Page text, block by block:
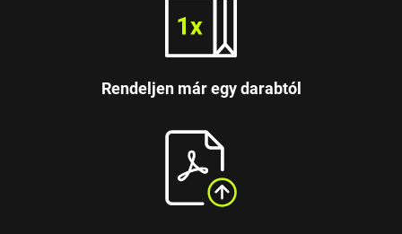
Rendeljen már egy darabtól